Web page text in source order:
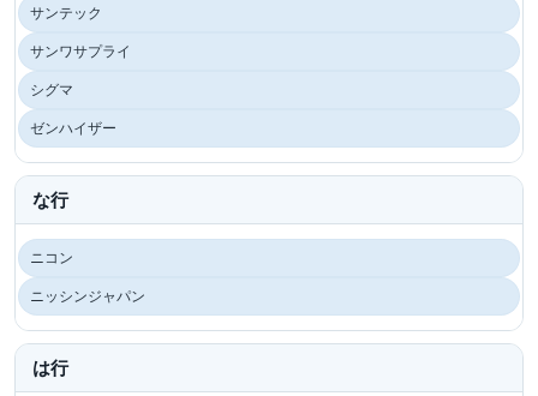
サンテック
サンワサプライ
シグマ
ゼンハイザー
な行
ニコン
ニッシンジャパン
は行